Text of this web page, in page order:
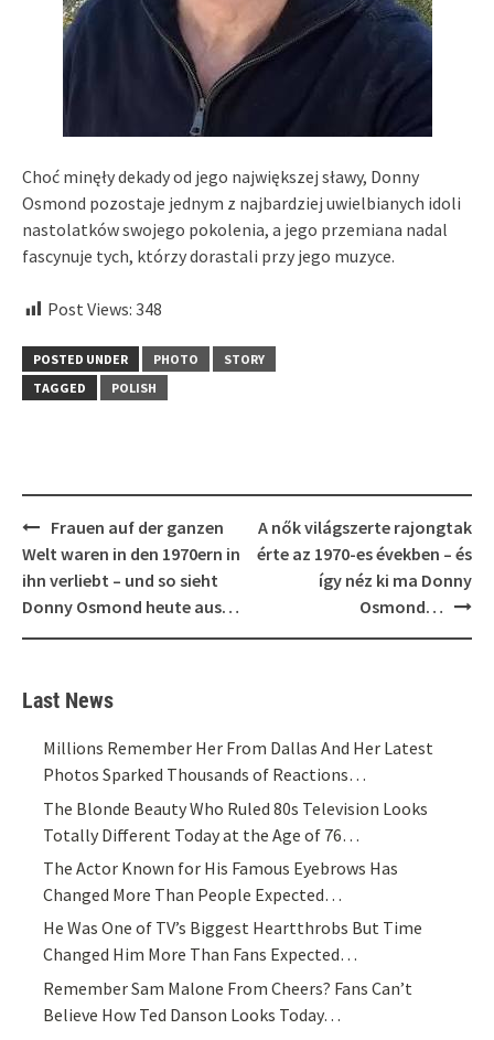
Choć minęły dekady od jego największej sławy, Donny
Osmond pozostaje jednym z najbardziej uwielbianych idoli
nastolatków swojego pokolenia, a jego przemiana nadal
fascynuje tych, którzy dorastali przy jego muzyce.
Post Views: 348
POSTED UNDER PHOTO
STORY
TAGGED
POLISH
Post
navigation
Frauen auf der ganzen
Welt waren in den 1970ern in
ihn verliebt – und so sieht
Donny Osmond heute aus…
A nők világszerte rajongtak
érte az 1970-es években – és
így néz ki ma Donny
Osmond…
Last News
Millions Remember Her From Dallas And Her Latest
Photos Sparked Thousands of Reactions…
The Blonde Beauty Who Ruled 80s Television Looks
Totally Different Today at the Age of 76…
The Actor Known for His Famous Eyebrows Has
Changed More Than People Expected…
He Was One of TV’s Biggest Heartthrobs But Time
Changed Him More Than Fans Expected…
Remember Sam Malone From Cheers? Fans Can’t
Believe How Ted Danson Looks Today…